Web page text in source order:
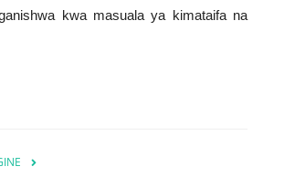
kwa masuala ya kimataifa na